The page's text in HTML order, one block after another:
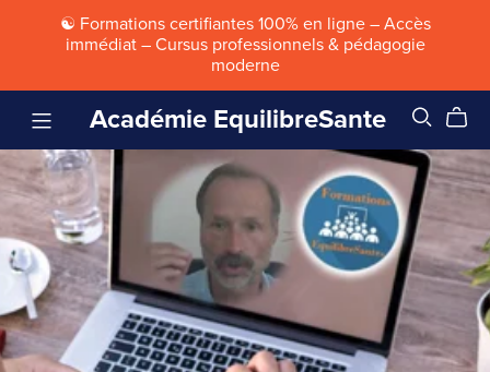
☯ Formations certifiantes 100% en ligne – Accès
immédiat – Cursus professionnels & pédagogie
moderne
Académie EquilibreSante